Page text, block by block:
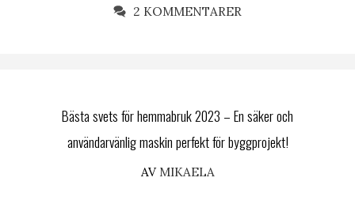
2 KOMMENTARER
Bästa svets för hemmabruk 2023 – En säker och
användarvänlig maskin perfekt för byggprojekt!
AV MIKAELA